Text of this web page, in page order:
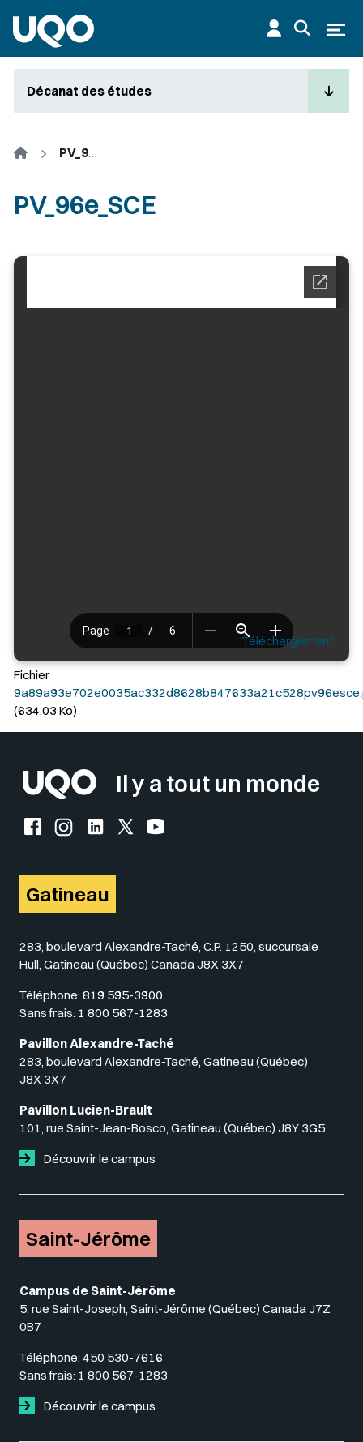
Décanat des études
Accueil PV_96e_SCE
PV_96e_SCE
Téléchargement
Fichier
(634.03 Ko)
Il y a tout un monde
Facebook de l'UQO
Instagram de l'UQO
LinkedIn de l'UQO
X (Twitter) de l'UQO
YouTube de l'UQO
Gatineau
283, boulevard Alexandre-Taché, C.P. 1250, succursale
Hull, Gatineau (Québec) Canada J8X 3X7
Téléphone: 819 595-3900
Sans frais: 1 800 567-1283
Pavillon Alexandre-Taché
283, boulevard Alexandre-Taché, Gatineau (Québec)
J8X 3X7
Pavillon Lucien-Brault
101, rue Saint-Jean-Bosco, Gatineau (Québec) J8Y 3G5
Découvrir le campus
Saint-Jérôme
Campus de Saint-Jérôme
5, rue Saint-Joseph, Saint-Jérôme (Québec) Canada J7Z
0B7
Téléphone: 450 530-7616
Sans frais: 1 800 567-1283
Découvrir le campus